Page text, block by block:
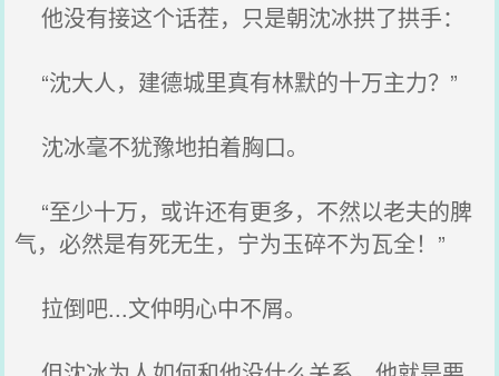
他没有接这个话茬，只是朝沈冰拱了拱手：
“沈大人，建德城里真有林默的十万主力？”
沈冰毫不犹豫地拍着胸口。
“至少十万，或许还有更多，不然以老夫的脾
气，必然是有死无生，宁为玉碎不为瓦全！”
拉倒吧...文仲明心中不屑。